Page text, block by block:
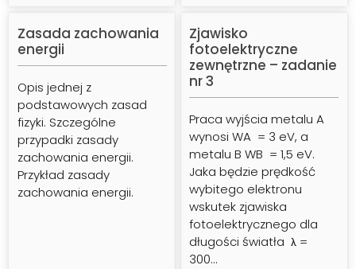
Zobacz Zobacz
Zasada zachowania
energii
Opis jednej z
podstawowych zasad
fizyki. Szczególne
przypadki zasady
zachowania energii.
Przykład zasady
zachowania energii.
Zjawisko
fotoelektryczne
zewnętrzne – zadanie
nr 3
Praca wyjścia metalu A
wynosi WA = 3 eV, a
metalu B WB = 1,5 eV.
Jaka będzie prędkość
wybitego elektronu
wskutek zjawiska
fotoelektrycznego dla
długości światła λ =
300…